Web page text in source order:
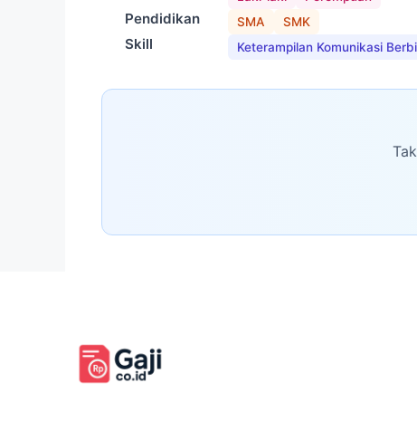
Pendidikan SMA SMK
Skill Keterampilan Komunikasi